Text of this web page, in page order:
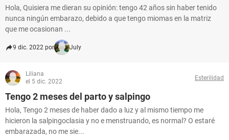
Hola, Quisiera me dieran su opinión: tengo 42 años sin haber tenido
nunca ningún embarazo, debido a que tengo miomas en la matriz
que me ocasionan ...
9 dic. 2022 por July
Liliana
el 5 dic. 2022
Esterilidad
Tengo 2 meses del parto y salpingo
Hola, Tengo 2 meses de haber dado a luz y al mismo tiempo me
hicieron la salpingoclasia y no e menstruando, es normal? O estaré
embarazada, no me sie...